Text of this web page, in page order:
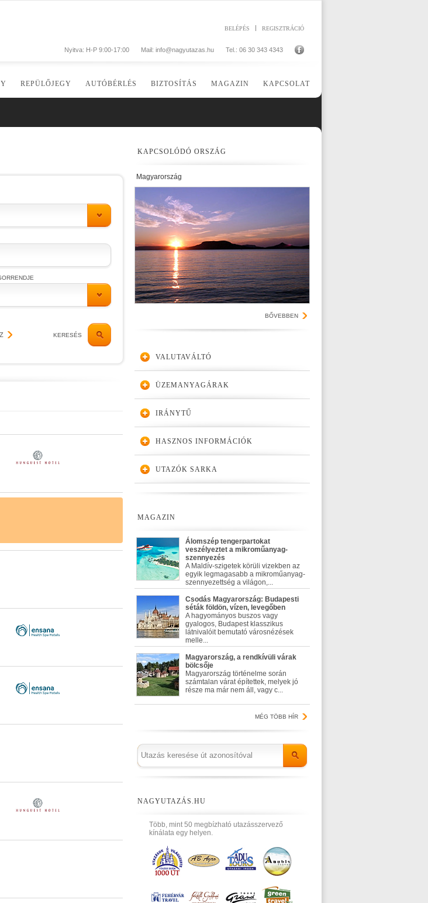
REGISZTRÁCIÓ
BELÉPÉS
Tel.: 06 30 343 4343
Mail: info@nagyutazas.hu
Nyitva: H-P 9:00-17:00
REPÜLŐJEGY AUTÓBÉRLÉS BIZTOSÍTÁS MAGAZIN KAPCSOLAT
KERESÉS
KAPCSOLÓDÓ ORSZÁG
Magyarország
BŐVEBBEN
VALUTAVÁLTÓ
ÜZEMANYAGÁRAK
IRÁNYTŰ
HASZNOS INFORMÁCIÓK
UTAZÓK SARKA
MAGAZIN
Álomszép tengerpartokat
veszélyeztet a mikroműanyag-
szennyezés
A Maldív-szigetek körüli vizekben az
egyik legmagasabb a mikroműanyag-
szennyezettség a világon,...
Csodás Magyarország: Budapesti
séták földön, vízen, levegőben
A hagyományos buszos vagy
gyalogos, Budapest klasszikus
látnivalóit bemutató városnézések
melle...
Magyarország, a rendkívüli várak
bölcsője
Magyarország történelme során
számtalan várat építettek, melyek jó
része ma már nem áll, vagy c...
MÉG TÖBB HÍR
NAGYUTAZÁS.HU
Több, mint 50 megbízható utazásszervező
kínálata egy helyen.